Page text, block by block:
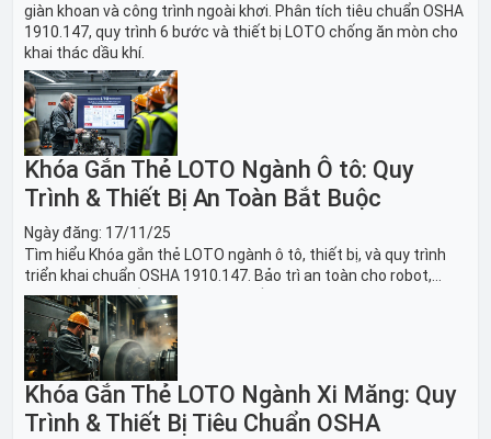
giàn khoan và công trình ngoài khơi. Phân tích tiêu chuẩn OSHA
1910.147, quy trình 6 bước và thiết bị LOTO chống ăn mòn cho
khai thác dầu khí.
Khóa Gắn Thẻ LOTO Ngành Ô tô: Quy
Trình & Thiết Bị An Toàn Bắt Buộc
Ngày đăng: 17/11/25
Tìm hiểu Khóa gắn thẻ LOTO ngành ô tô, thiết bị, và quy trình
triển khai chuẩn OSHA 1910.147. Bảo trì an toàn cho robot,
băng tải sản xuất ô tô và dây chuyền lắp ráp xe hơi.
Khóa Gắn Thẻ LOTO Ngành Xi Măng: Quy
Trình & Thiết Bị Tiêu Chuẩn OSHA